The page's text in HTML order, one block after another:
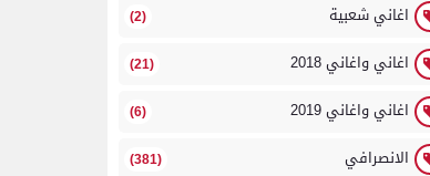
اغاني شعبية (2)
اغاني واغاني 2018 (21)
اغاني واغاني 2019 (6)
الانصرافي (381)